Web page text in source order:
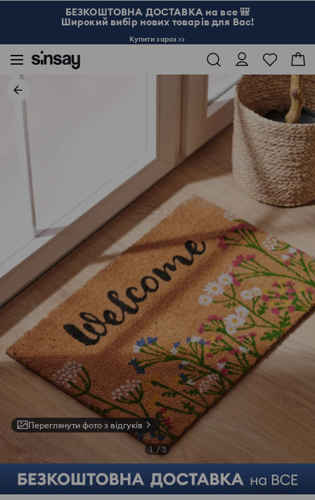
БЕЗКОШТОВНА ДОСТАВКА на все 🎒
Широкий вибір нових товарів для Вас!
Купити зараз >>
Переглянути фото з відгуків
1 /3